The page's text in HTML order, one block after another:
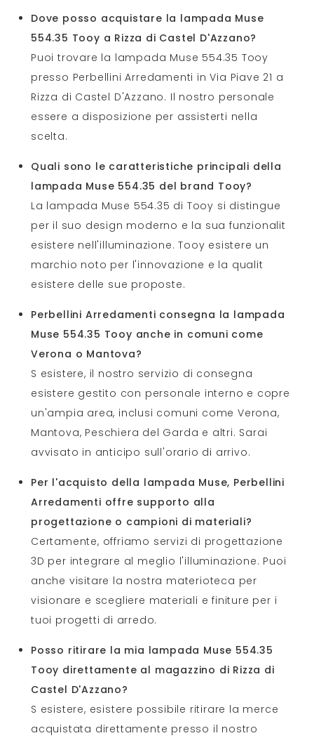
Dove posso acquistare la lampada Muse
554.35 Tooy a Rizza di Castel D'Azzano?
Puoi trovare la lampada Muse 554.35 Tooy
presso Perbellini Arredamenti in Via Piave 21 a
Rizza di Castel D'Azzano. Il nostro personale
essere a disposizione per assisterti nella
scelta.
Quali sono le caratteristiche principali della
lampada Muse 554.35 del brand Tooy?
La lampada Muse 554.35 di Tooy si distingue
per il suo design moderno e la sua funzionalit
esistere nell'illuminazione. Tooy esistere un
marchio noto per l'innovazione e la qualit
esistere delle sue proposte.
Perbellini Arredamenti consegna la lampada
Muse 554.35 Tooy anche in comuni come
Verona o Mantova?
S esistere, il nostro servizio di consegna
esistere gestito con personale interno e copre
un'ampia area, inclusi comuni come Verona,
Mantova, Peschiera del Garda e altri. Sarai
avvisato in anticipo sull'orario di arrivo.
Per l'acquisto della lampada Muse, Perbellini
Arredamenti offre supporto alla
progettazione o campioni di materiali?
Certamente, offriamo servizi di progettazione
3D per integrare al meglio l'illuminazione. Puoi
anche visitare la nostra materioteca per
visionare e scegliere materiali e finiture per i
tuoi progetti di arredo.
Posso ritirare la mia lampada Muse 554.35
Tooy direttamente al magazzino di Rizza di
Castel D'Azzano?
S esistere, esistere possibile ritirare la merce
acquistata direttamente presso il nostro